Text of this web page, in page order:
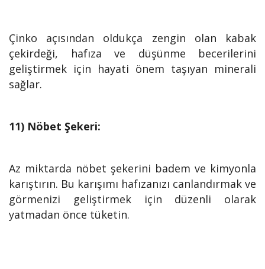
Çinko açısından oldukça zengin olan kabak
çekirdeği, hafıza ve düşünme becerilerini
geliştirmek için hayati önem taşıyan minerali
sağlar.
11) Nöbet Şekeri:
Az miktarda nöbet şekerini badem ve kimyonla
karıştırın. Bu karışımı hafızanızı canlandırmak ve
görmenizi geliştirmek için düzenli olarak
yatmadan önce tüketin.